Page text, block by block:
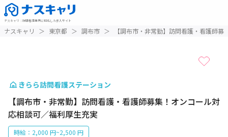
ナスキャリ ： 訪問看護業界に特化した求人サイト
ナスキャリ ＞ 東京都 ＞ 調布市 ＞ 【調布市・非常勤】訪問看護・看護師
きらら訪問看護ステーション
【調布市・非常勤】訪問看護・看護師募集！オンコール対
応相談可／福利厚生充実
時給：2,000 円~2,500 円